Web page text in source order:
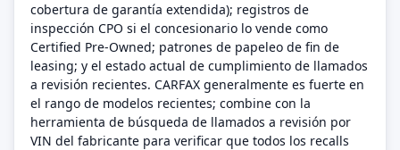
cobertura de garantía extendida); registros de
inspección CPO si el concesionario lo vende como
Certified Pre-Owned; patrones de papeleo de fin de
leasing; y el estado actual de cumplimiento de llamados
a revisión recientes. CARFAX generalmente es fuerte en
el rango de modelos recientes; combine con la
herramienta de búsqueda de llamados a revisión por
VIN del fabricante para verificar que todos los recalls